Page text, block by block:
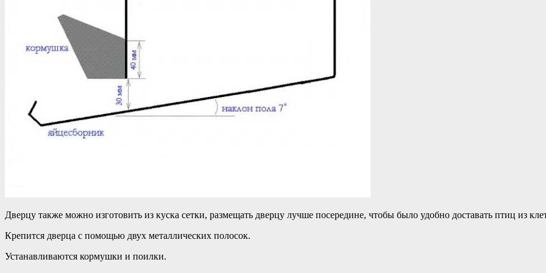
Дверцу также можно изготовить из куска сетки, размещать дверцу лучше посередине, чтобы было удобно доставать птиц из
Крепится дверца с помощью двух металлических полосок.
Устанавливаются кормушки и поилки.